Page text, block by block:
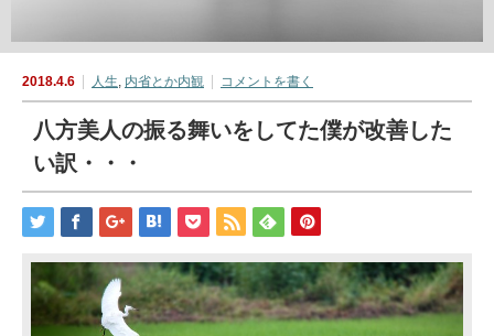
2018.4.6 人生 内省とか内観 コメントを書く
八方美人の振る舞いをしてた僕が改善した
い訳・・・